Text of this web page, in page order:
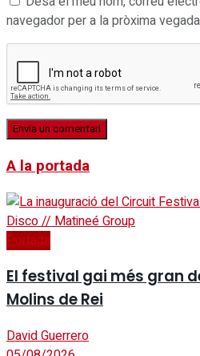
navegador per a la pròxima
A la portada
Portada
El festival gai més gran
Molins de Rei
David Guerrero